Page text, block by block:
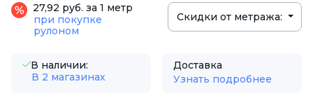
27,92 руб. за 1 метр
при покупке
рулоном
Скидки от метража:
В наличии:
В 2 магазинах
Доставка
Узнать подробнее